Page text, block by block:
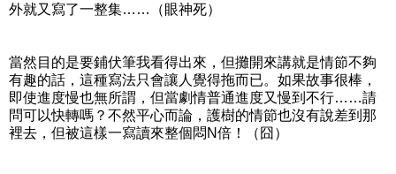
外就又寫了一整集……（眼神死）
當然目的是要鋪伏筆我看得出來，但攤開來講就是情節不夠
有趣的話，這種寫法只會讓人覺得拖而已。如果故事很棒，
即使進度慢也無所謂，但當劇情普通進度又慢到不行……請
問可以快轉嗎？不然平心而論，護樹的情節也沒有說差到那
裡去，但被這樣一寫讀來整個悶N倍！（囧）